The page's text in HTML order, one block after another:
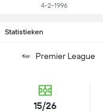
4-2-1996
Statistieken
Premier League
15/26